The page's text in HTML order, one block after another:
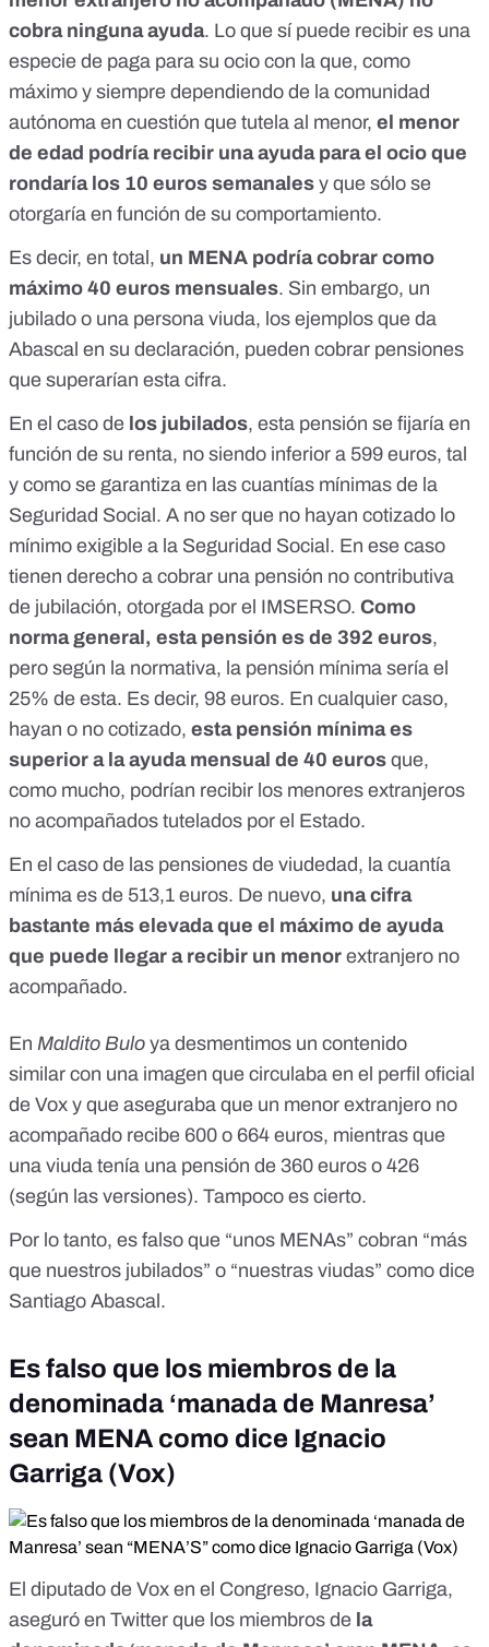
cobra ninguna ayuda. Lo que sí puede recibir es una
especie de paga para su ocio con la que, como
máximo y siempre dependiendo de la comunidad
autónoma en cuestión que tutela al menor, el menor
de edad podría recibir una ayuda para el ocio que
rondaría los 10 euros semanales y que sólo se
otorgaría en función de su comportamiento.
Es decir, en total, un MENA podría cobrar como
máximo 40 euros mensuales. Sin embargo, un
jubilado o una persona viuda, los ejemplos que da
Abascal en su declaración, pueden cobrar pensiones
que superarían esta cifra.
En el caso de los jubilados, esta pensión se fijaría en
función de su renta, no siendo inferior a 599 euros, tal
y como se garantiza en las cuantías mínimas de la
Seguridad Social. A no ser que no hayan cotizado lo
mínimo exigible a la Seguridad Social. En ese caso
tienen derecho a cobrar una pensión no contributiva
de jubilación, otorgada por el IMSERSO. Como
norma general, esta pensión es de 392 euros,
pero según la normativa, la pensión mínima sería el
25% de esta. Es decir, 98 euros. En cualquier caso,
hayan o no cotizado, esta pensión mínima es
superior a la ayuda mensual de 40 euros que,
como mucho, podrían recibir los menores extranjeros
no acompañados tutelados por el Estado.
En el caso de las pensiones de viudedad, la cuantía
mínima es de 513,1 euros. De nuevo, una cifra
bastante más elevada que el máximo de ayuda
que puede llegar a recibir un menor extranjero no
acompañado.
En Maldito Bulo ya desmentimos un contenido
similar con una imagen que circulaba en el perfil oficial
de Vox y que aseguraba que un menor extranjero no
acompañado recibe 600 o 664 euros, mientras que
una viuda tenía una pensión de 360 euros o 426
(según las versiones). Tampoco es cierto.
Por lo tanto, es falso que “unos MENAs” cobran “más
que nuestros jubilados” o “nuestras viudas” como dice
Santiago Abascal.
Es falso que los miembros de la
denominada ‘manada de Manresa’
sean MENA como dice Ignacio
Garriga (Vox)
El diputado de Vox en el Congreso, Ignacio Garriga,
aseguró en Twitter que los miembros de la